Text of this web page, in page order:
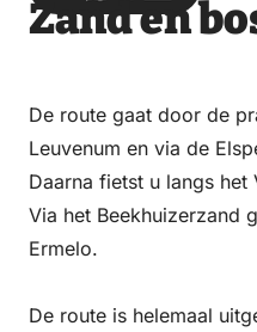
via via op op
Zand en
De route gaat door de
Leuvenum en via de
Daarna fietst u langs het
Via het Beekhuizerzand
Ermelo.
De route is helemaal